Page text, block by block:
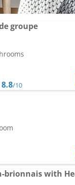
groupe
8.8/10
brionnais with